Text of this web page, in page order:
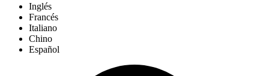
Inglés
Francés
Italiano
Chino
Español